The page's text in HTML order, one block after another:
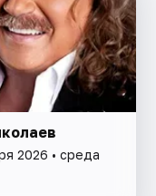
2026 • среда